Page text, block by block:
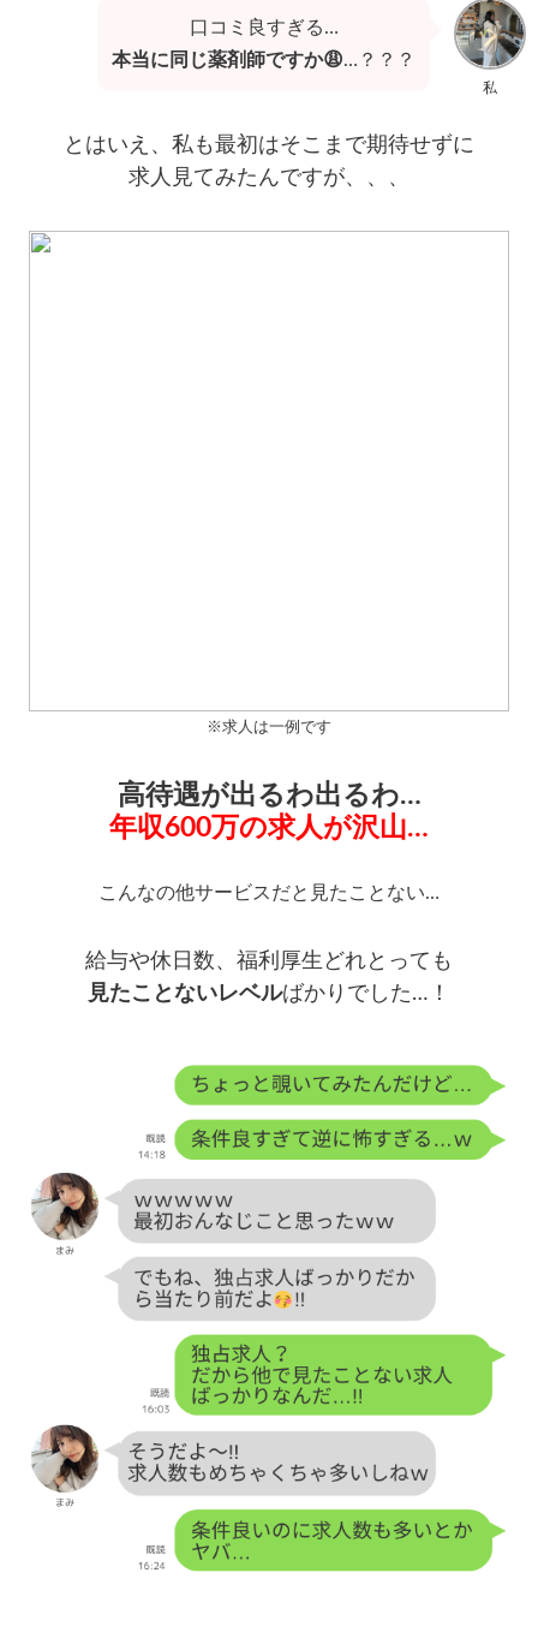
私
口コミ良すぎる…
本当に同じ薬剤師ですか😩…？？？
とはいえ、私も最初はそこまで期待せずに
求人見てみたんですが、、、
※求人は一例です
高待遇が出るわ出るわ…
年収600万の求人が沢山…
こんなの他サービスだと見たことない…
給与や休日数、福利厚生どれとっても
見たことないレベルばかりでした…！